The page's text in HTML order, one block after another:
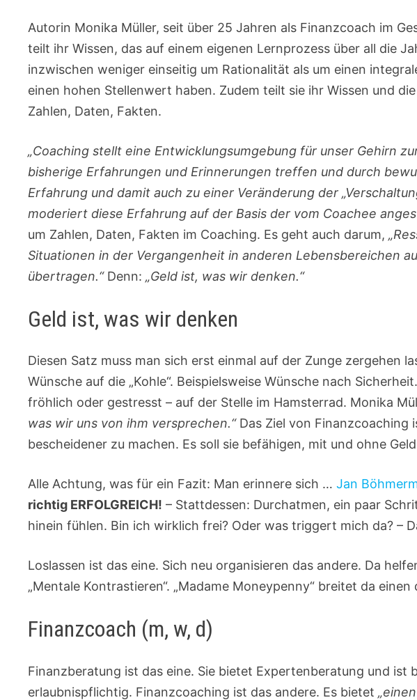
Autorin Monika Müller, seit über 25 Jahren als Finanzcoach im
teilt ihr Wissen, das auf einem eigenen Lernprozess über all die
inzwischen weniger einseitig um Rationalität als um einen
einen hohen Stellenwert haben. Zudem teilt sie ihr Wissen und
Zahlen, Daten, Fakten.
„Coaching stellt eine Entwicklungsumgebung für unser Gehirn
bisherige Erfahrungen und Erinnerungen treffen und durch
Erfahrung und damit auch zu einer Veränderung der
moderiert diese Erfahrung auf der Basis der vom Coachee
um Zahlen, Daten, Fakten im Coaching. Es geht auch darum,
Situationen in der Vergangenheit in anderen Lebensbereichen
übertragen.“Denn:„Geld ist, was wir denken.“
Geld ist, was wir denken
Diesen Satz muss man sich erst einmal auf der Zunge zergehen
Wünsche auf die „Kohle“. Beispielsweise Wünsche nach
fröhlich oder gestresst – auf der Stelle im Hamsterrad. Monika
was wir uns von ihm versprechen.“Das Ziel von Finanzcoaching
bescheidener zu machen. Es soll sie befähigen, mit und ohne
Alle Achtung, was für ein Fazit: Man erinnere sich …Jan
richtig ERFOLGREICH! – Stattdessen: Durchatmen, ein paar
hinein fühlen. Bin ich wirklich frei? Oder was triggert mich da? –
Loslassen ist das eine. Sich neu organisieren das andere. Da
„Mentale Kontrastieren“. „Madame Moneypenny“ breitet da
Finanzcoach (m, w, d)
Finanzberatung ist das eine. Sie bietet Expertenberatung und ist
erlaubnispflichtig. Finanzcoaching ist das andere. Es bietet